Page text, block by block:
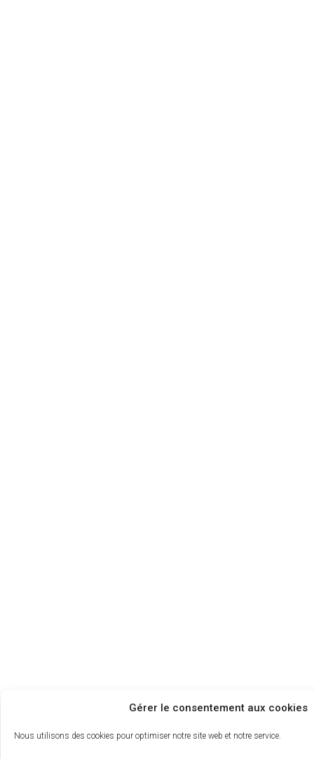
Gérer le consentement aux cookies
Nous utilisons des cookies pour optimiser notre site web et notre service.